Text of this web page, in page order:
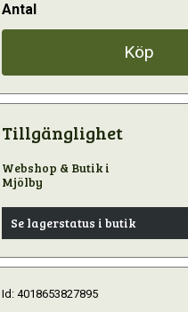
Antal
Köp
Tillgänglighet
Webshop & Butik i
Mjölby
Se lagerstatus i butik
Id: 4018653827895